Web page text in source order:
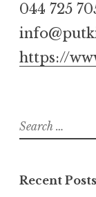
044 725
https://
Search
for:
Recent Posts